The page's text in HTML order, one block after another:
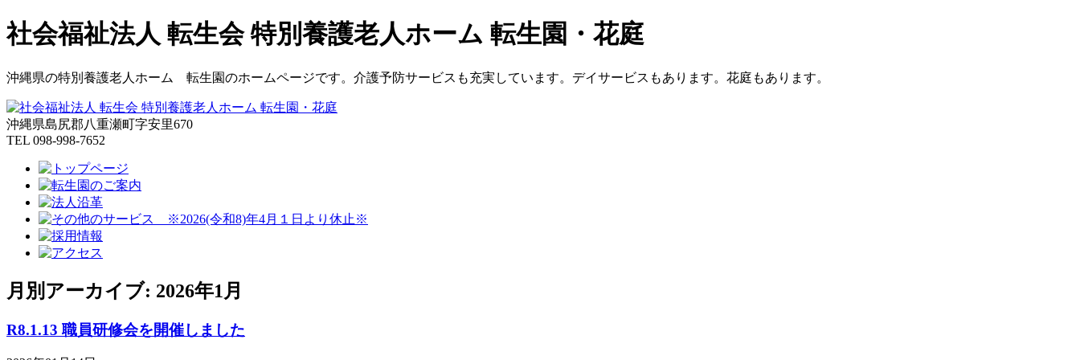
社会福祉法人 転生会 特別養護老人ホーム 転生園・花庭
沖縄県の特別養護老人ホーム 転生園のホームページです。介護予防サービスも充実しています。デイサービスもあります。花庭もあります。
沖縄県島尻郡八重瀬町字安里670
TEL 098-998-7652
月別アーカイブ: 2026年1月
R8.1.13 職員研修会を開催しました